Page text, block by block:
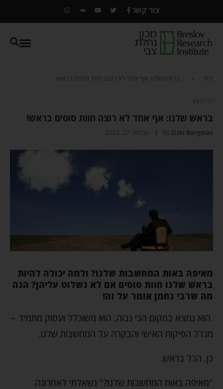
צור קשר
בית בראש שלנו: אף אחד לא רוצה חוות סוסים בראש!
רבי נחמן
בראש שלנו: אף אחד לא רוצה חוות סוסים בראש!
By Ozer Bergman פברואר 27, 2022
מאיפה באות המחשבות שלנו? ולמה יכולה להיות
בראש שלנו חוות סוסים אם לא נשלוט עליהן? הנה
מה שרבי נחמן אומר על זה!
הוא נמצא במקום הכי גבוה, הוא משוכלל ועסוק מתמיד –
מגדל הפיקוח האישי והבקרה על המחשבות שלנו.
כן, הכל בראש.
"מאיפה באות המחשבות שלנו?" נשאלתי לאחרונה.